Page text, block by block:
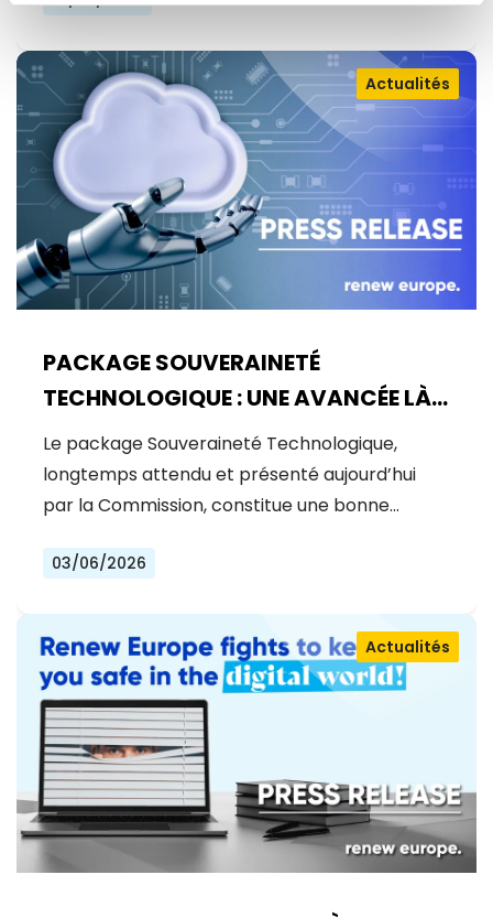
PACKAGE SOUVERAINETÉ
TECHNOLOGIQUE : UNE AVANCÉE LÀ
OÙ UN BOND ÉTAIT NÉCESSAIRE
Actualités
Le package Souveraineté Technologique,
longtemps attendu et présenté aujourd’hui
par la Commission, constitue une bonne…
03/06/2026
Actualités